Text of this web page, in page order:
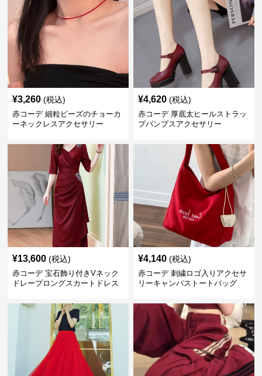
¥3,260 (税込)
赤コーデ 細粒ビーズのチョーカ
ーネックレスアクセサリー
¥4,620 (税込)
赤コーデ 厚底太ヒールストラッ
プパンプスアクセサリー
¥13,600 (税込)
赤コーデ 宝石飾り付きVネック
ドレープロングスカートドレス
¥4,140 (税込)
赤コーデ 刺繍ロゴ入りアクセサ
リーキャンバストートバッグ